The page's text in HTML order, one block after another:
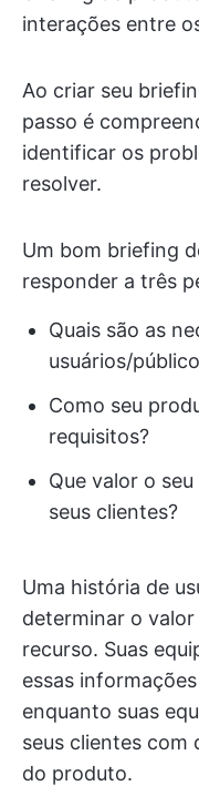
interações entre
Ao criar seu
passo é
identificar os
resolver.
Um bom briefing
responder a três
Quais são as
usuários/
Como seu
requisitos?
Que valor o
seus clientes?
Uma história de
determinar o
recurso. Suas
essas
enquanto suas
seus clientes com
do produto.